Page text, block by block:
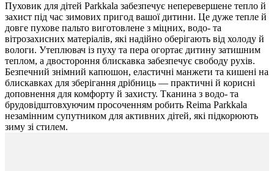
Пуховик для дітей Parkkala забезпечує неперевершене тепло й
захист під час зимових пригод вашої дитини. Це дуже тепле й
довге пухове пальто виготовлене з міцних, водо- та
вітрозахисних матеріалів, які надійно оберігають від холоду й
вологи. Утеплювач із пуху та пера огортає дитину затишним
теплом, а двостороння блискавка забезпечує свободу рухів.
Безпечний знімний капюшон, еластичні манжети та кишені на
блискавках для зберігання дрібниць — практичні й корисні
доповнення для комфорту й захисту. Тканина з водо- та
брудовідштовхуючим просоченням робить Reima Parkkala
незамінним супутником для активних дітей, які підкорюють
зиму зі стилем.